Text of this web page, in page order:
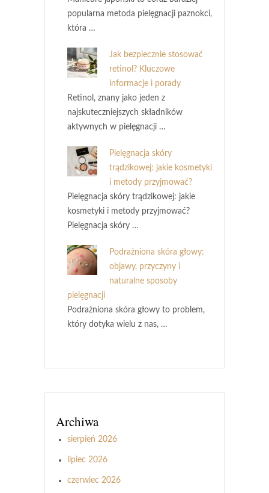
popularna metoda pielęgnacji paznokci,
która …
Jak bezpiecznie stosować
retinol? Kluczowe
informacje i porady
Retinol, znany jako jeden z
najskuteczniejszych składników
aktywnych w pielęgnacji …
Pielęgnacja skóry
trądzikowej: jakie kosmetyki
i metody przyjmować?
Pielęgnacja skóry trądzikowej: jakie
kosmetyki i metody przyjmować?
Pielęgnacja skóry …
Podrażniona skóra głowy:
objawy, przyczyny i
naturalne sposoby
pielęgnacji
Podrażniona skóra głowy to problem,
który dotyka wielu z nas, …
Archiwa
sierpień 2026
lipiec 2026
czerwiec 2026